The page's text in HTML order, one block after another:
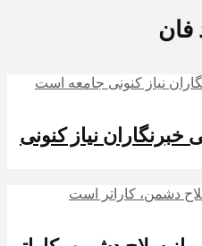
فان
نیاز کنونی